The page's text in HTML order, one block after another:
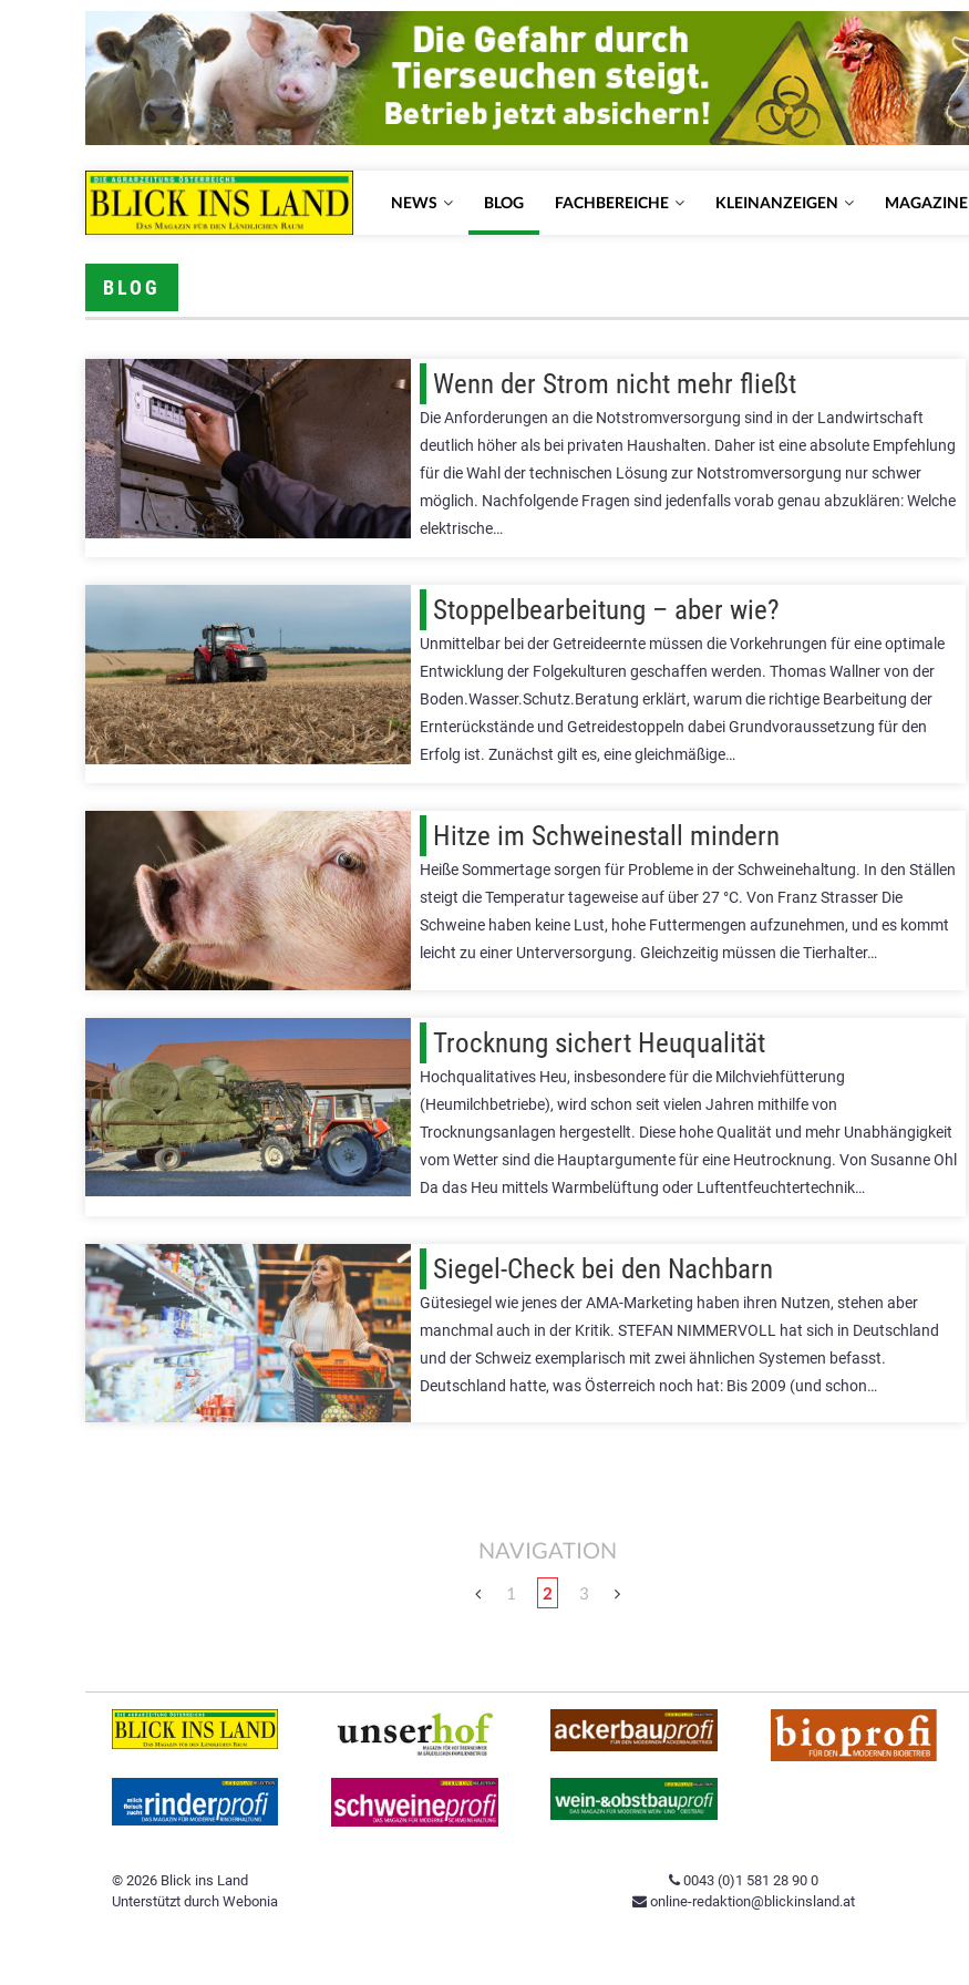
NEWS BLOG FACHBEREICHE KLEINANZEIGEN MAGAZINE
BLOG
Wenn der Strom nicht mehr fließt
Die Anforderungen an die Notstromversorgung sind in der Landwirtschaft
deutlich höher als bei privaten Haushalten. Daher ist eine absolute Empfehlung
für die Wahl der technischen Lösung zur Notstromversorgung nur schwer
möglich. Nachfolgende Fragen sind jedenfalls vorab genau abzuklären: Welche
elektrische…
Stoppelbearbeitung – aber wie?
Unmittelbar bei der Getreideernte müssen die Vorkehrungen für eine optimale
Entwicklung der Folgekulturen geschaffen werden. Thomas Wallner von der
Boden.Wasser.Schutz.Beratung erklärt, warum die richtige Bearbeitung der
Ernterückstände und Getreidestoppeln dabei Grundvoraussetzung für den
Erfolg ist. Zunächst gilt es, eine gleichmäßige…
Hitze im Schweinestall mindern
Heiße Sommertage sorgen für Probleme in der Schweinehaltung. In den Ställen
steigt die Temperatur tageweise auf über 27 °C. Von Franz Strasser Die
Schweine haben keine Lust, hohe Futtermengen aufzunehmen, und es kommt
leicht zu einer Unterversorgung. Gleichzeitig müssen die Tierhalter…
Trocknung sichert Heuqualität
Hochqualitatives Heu, insbesondere für die Milchviehfütterung
(Heumilchbetriebe), wird schon seit vielen Jahren mithilfe von
Trocknungsanlagen hergestellt. Diese hohe Qualität und mehr Unabhängigkeit
vom Wetter sind die Hauptargumente für eine Heutrocknung. Von Susanne Ohl
Da das Heu mittels Warmbelüftung oder Luftentfeuchtertechnik…
Siegel-Check bei den Nachbarn
Gütesiegel wie jenes der AMA-Marketing haben ihren Nutzen, stehen aber
manchmal auch in der Kritik. STEFAN NIMMERVOLL hat sich in Deutschland
und der Schweiz exemplarisch mit zwei ähnlichen Systemen befasst.
Deutschland hatte, was Österreich noch hat: Bis 2009 (und schon…
NAVIGATION
1 2 3
© 2026 Blick ins Land
Unterstützt durch Webonia
0043 (0)1 581 28 90 0
online-redaktion@blickinsland.at